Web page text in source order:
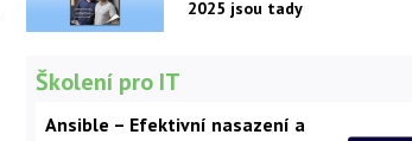
2025 jsou tady
Školení pro IT
Ansible – Efektivní nasazení a